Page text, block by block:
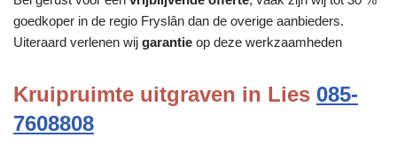
goedkoper in de regio Fryslân dan de overige aanbieders.
Uiteraard verlenen wij garantie op deze werkzaamheden
Kruipruimte uitgraven in Lies 085-
7608808